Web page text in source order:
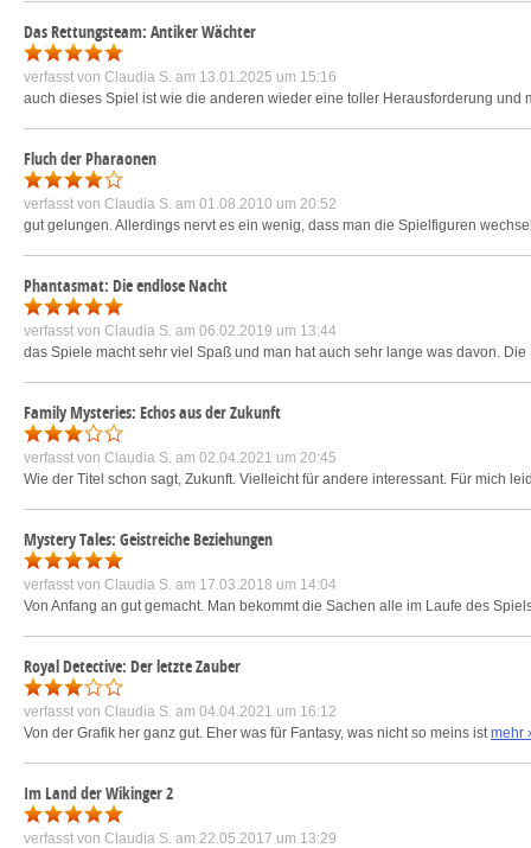
Das Rettungsteam: Antiker Wächter
verfasst von Claudia S. am 13.01.2025 um 15:16
auch dieses Spiel ist wie die anderen wieder eine toller Herausforderung und
Fluch der Pharaonen
verfasst von Claudia S. am 01.08.2010 um 20:52
gut gelungen. Allerdings nervt es ein wenig, dass man die Spielfiguren
Phantasmat: Die endlose Nacht
verfasst von Claudia S. am 06.02.2019 um 13:44
das Spiele macht sehr viel Spaß und man hat auch sehr lange was davon.
Family Mysteries: Echos aus der Zukunft
verfasst von Claudia S. am 02.04.2021 um 20:45
Wie der Titel schon sagt, Zukunft. Vielleicht für andere interessant. Für mich
Mystery Tales: Geistreiche Beziehungen
verfasst von Claudia S. am 17.03.2018 um 14:04
Von Anfang an gut gemacht. Man bekommt die Sachen alle im Laufe des
Royal Detective: Der letzte Zauber
verfasst von Claudia S. am 04.04.2021 um 16:12
Von der Grafik her ganz gut. Eher was für Fantasy, was nicht so meins istmehr
Im Land der Wikinger 2
verfasst von Claudia S. am 22.05.2017 um 13:29